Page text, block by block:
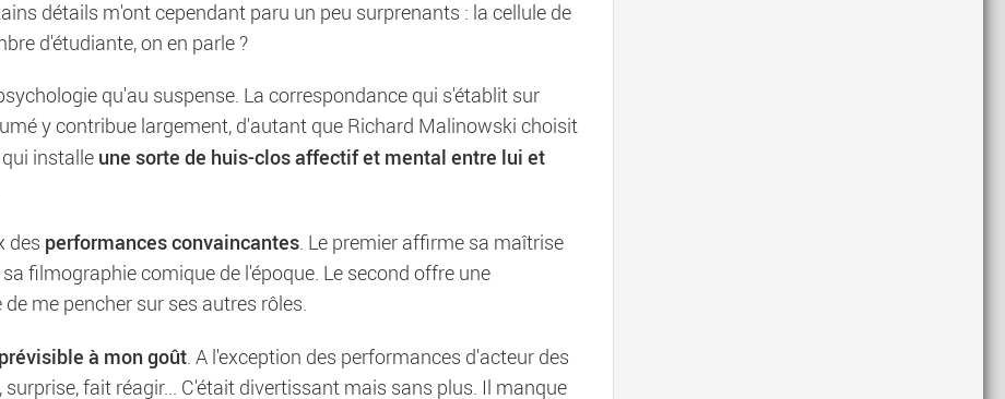
détails m'ont cependant paru un peu surprenants : la cellule de
d'étudiante, on en parle ?
qu'au suspense. La correspondance qui s'établit sur
y contribue largement, d'autant que Richard Malinowski choisit
installe une sorte de huis-clos affectif et mental entre lui et
des performances convaincantes. Le premier affirme sa maîtrise
filmographie comique de l'époque. Le second offre une
me pencher sur ses autres rôles.
à mon goût. A l'exception des performances d'acteur des
fait réagir... C'était divertissant mais sans plus. Il manque